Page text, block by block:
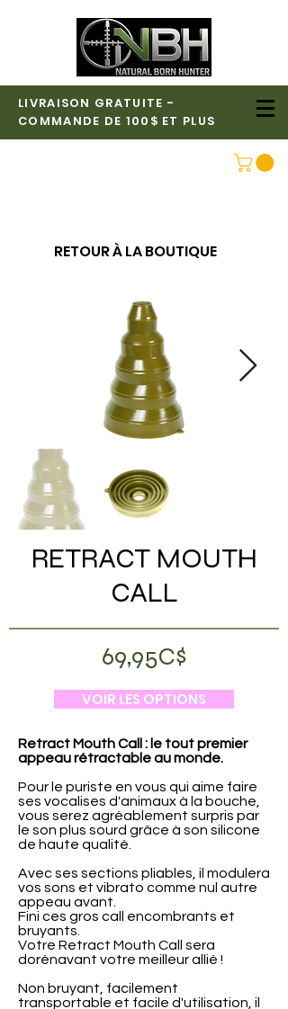
LIVRAISON GRATUITE -
COMMANDE DE 100$ ET PLUS
RETOUR À LA BOUTIQUE
RETRACT MOUTH
CALL
69,95C$
VOIR LES OPTIONS
Retract Mouth Call : le tout premier
appeau rétractable au monde.
Pour le puriste en vous qui aime faire
ses vocalises d'animaux à la bouche,
vous serez agréablement surpris par
le son plus sourd grâce à son silicone
de haute qualité.
Avec ses sections pliables, il modulera
vos sons et vibrato comme nul autre
appeau avant.
Fini ces gros call encombrants et
bruyants.
Votre Retract Mouth Call sera
dorénavant votre meilleur allié !
Non bruyant, facilement
transportable et facile d'utilisation, il